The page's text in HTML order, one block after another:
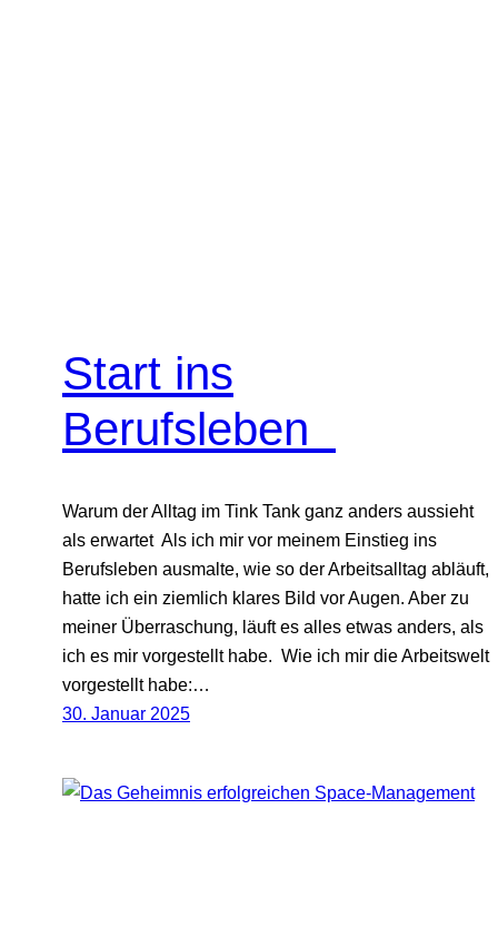
Start ins
Berufsleben
Warum der Alltag im Tink Tank ganz anders aussieht
als erwartet Als ich mir vor meinem Einstieg ins
Berufsleben ausmalte, wie so der Arbeitsalltag abläuft,
hatte ich ein ziemlich klares Bild vor Augen. Aber zu
meiner Überraschung, läuft es alles etwas anders, als
ich es mir vorgestellt habe. Wie ich mir die Arbeitswelt
vorgestellt habe:…
30. Januar 2025